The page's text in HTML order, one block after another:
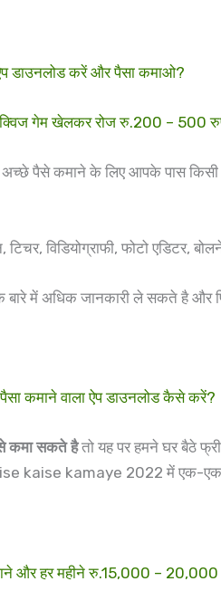
डाउनलोड करें और पैसा कमाओ?
गेम खेलकर रोज रु.200 – 500
अच्छे पैसे कमाने के लिए आपके पास
विडियोग्राफी, फोटो एडिटर, बोलने
में अधिक जानकारी ले सकते है और
कमाने वाला ऐप डाउनलोड कैसे करें?
कमा सकते हैतो यह पर हमने घर बैठे
kaise kamaye 2022 में एक-
हर महीने रु.15,000 – 20,000